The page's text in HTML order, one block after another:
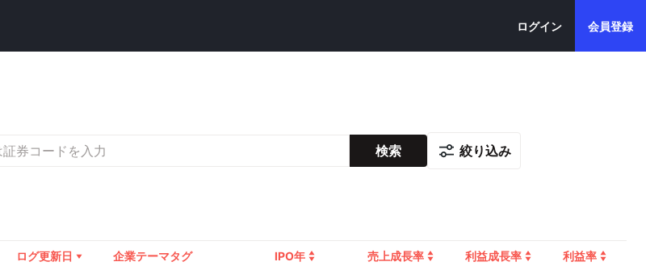
ログイン 会員登録
検索 絞り込み
ログ更新日 企業テーマタグ IPO年 売上成長率 利益成長率 利益率